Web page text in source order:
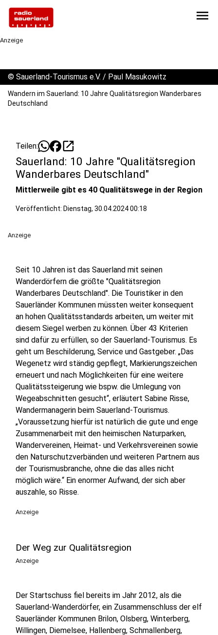
menu
Anzeige
© Sauerland-Tourismus e.V. / Paul Masukowitz
Wandern im Sauerland: 10 Jahre Qualitätsregion Wanderbares
Deutschland
Teilen: open_in_new
Sauerland: 10 Jahre "Qualitätsregion
Wanderbares Deutschland"
Mittlerweile gibt es 40 Qualitätswege in der Region
Veröffentlicht: Dienstag, 30.04.2024 00:18
Anzeige
Seit 10 Jahren ist das Sauerland mit seinen
Wanderdörfern die größte "Qualitätsregion
Wanderbares Deutschland". Die Touristiker in den
Sauerländer Kommunen müssten weiter konsequent
an hohen Qualitätsstandards arbeiten, um weiter mit
diesem Siegel werben zu können. Über 43 Kriterien
sind dafür zu erfüllen, so der Sauerland-Tourismus. Es
geht um Beschilderung, Service und Gastgeber. „Das
Wegenetz wird ständig gepflegt, Markierungszeichen
erneuert und nach Möglichkeiten für eine weitere
Qualitätssteigerung wie bspw. die Umlegung von
Wegeabschnitten gesucht“, erläutert Sabine Risse,
Wandermanagerin beim Sauerland-Tourismus.
„Voraussetzung hierfür ist natürlich die gute und enge
Zusammenarbeit mit den heimischen Naturparken,
Wandervereinen, Heimat- und Verkehrsvereinen sowie
den Naturschutzverbänden und weiteren Partnern aus
der Tourismusbranche, ohne die das alles nicht
möglich wäre.“ Ein enormer Aufwand, der sich aber
auszahle, so Risse.
Anzeige
Der Weg zur Qualitätsregion
Anzeige
Der Startschuss fiel bereits im Jahr 2012, als die
Sauerland-Wanderdörfer, ein Zusammenschluss der elf
Sauerländer Kommunen Brilon, Olsberg, Winterberg,
Willingen, Diemelsee, Hallenberg, Schmallenberg,